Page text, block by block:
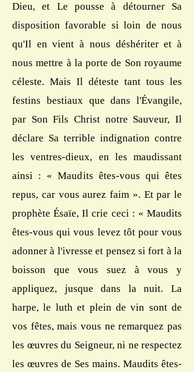
Dieu, et Le pousse à détourner Sa
disposition favorable si loin de nous
qu'Il en vient à nous déshériter et à
nous mettre à la porte de Son royaume
céleste. Mais Il déteste tant tous les
festins bestiaux que dans l'Évangile,
par Son Fils Christ notre Sauveur, Il
déclare Sa terrible indignation contre
les ventres-dieux, en les maudissant
ainsi : « Maudits êtes-vous qui êtes
repus, car vous aurez faim ». Et par le
prophète Ésaïe, Il crie ceci : « Maudits
êtes-vous qui vous levez tôt pour vous
adonner à l'ivresse et pensez si fort à la
boisson que vous suez à vous y
appliquez, jusque dans la nuit. La
harpe, le luth et plein de vin sont de
vos fêtes, mais vous ne remarquez pas
les œuvres du Seigneur, ni ne respectez
les œuvres de Ses mains. Maudits êtes-